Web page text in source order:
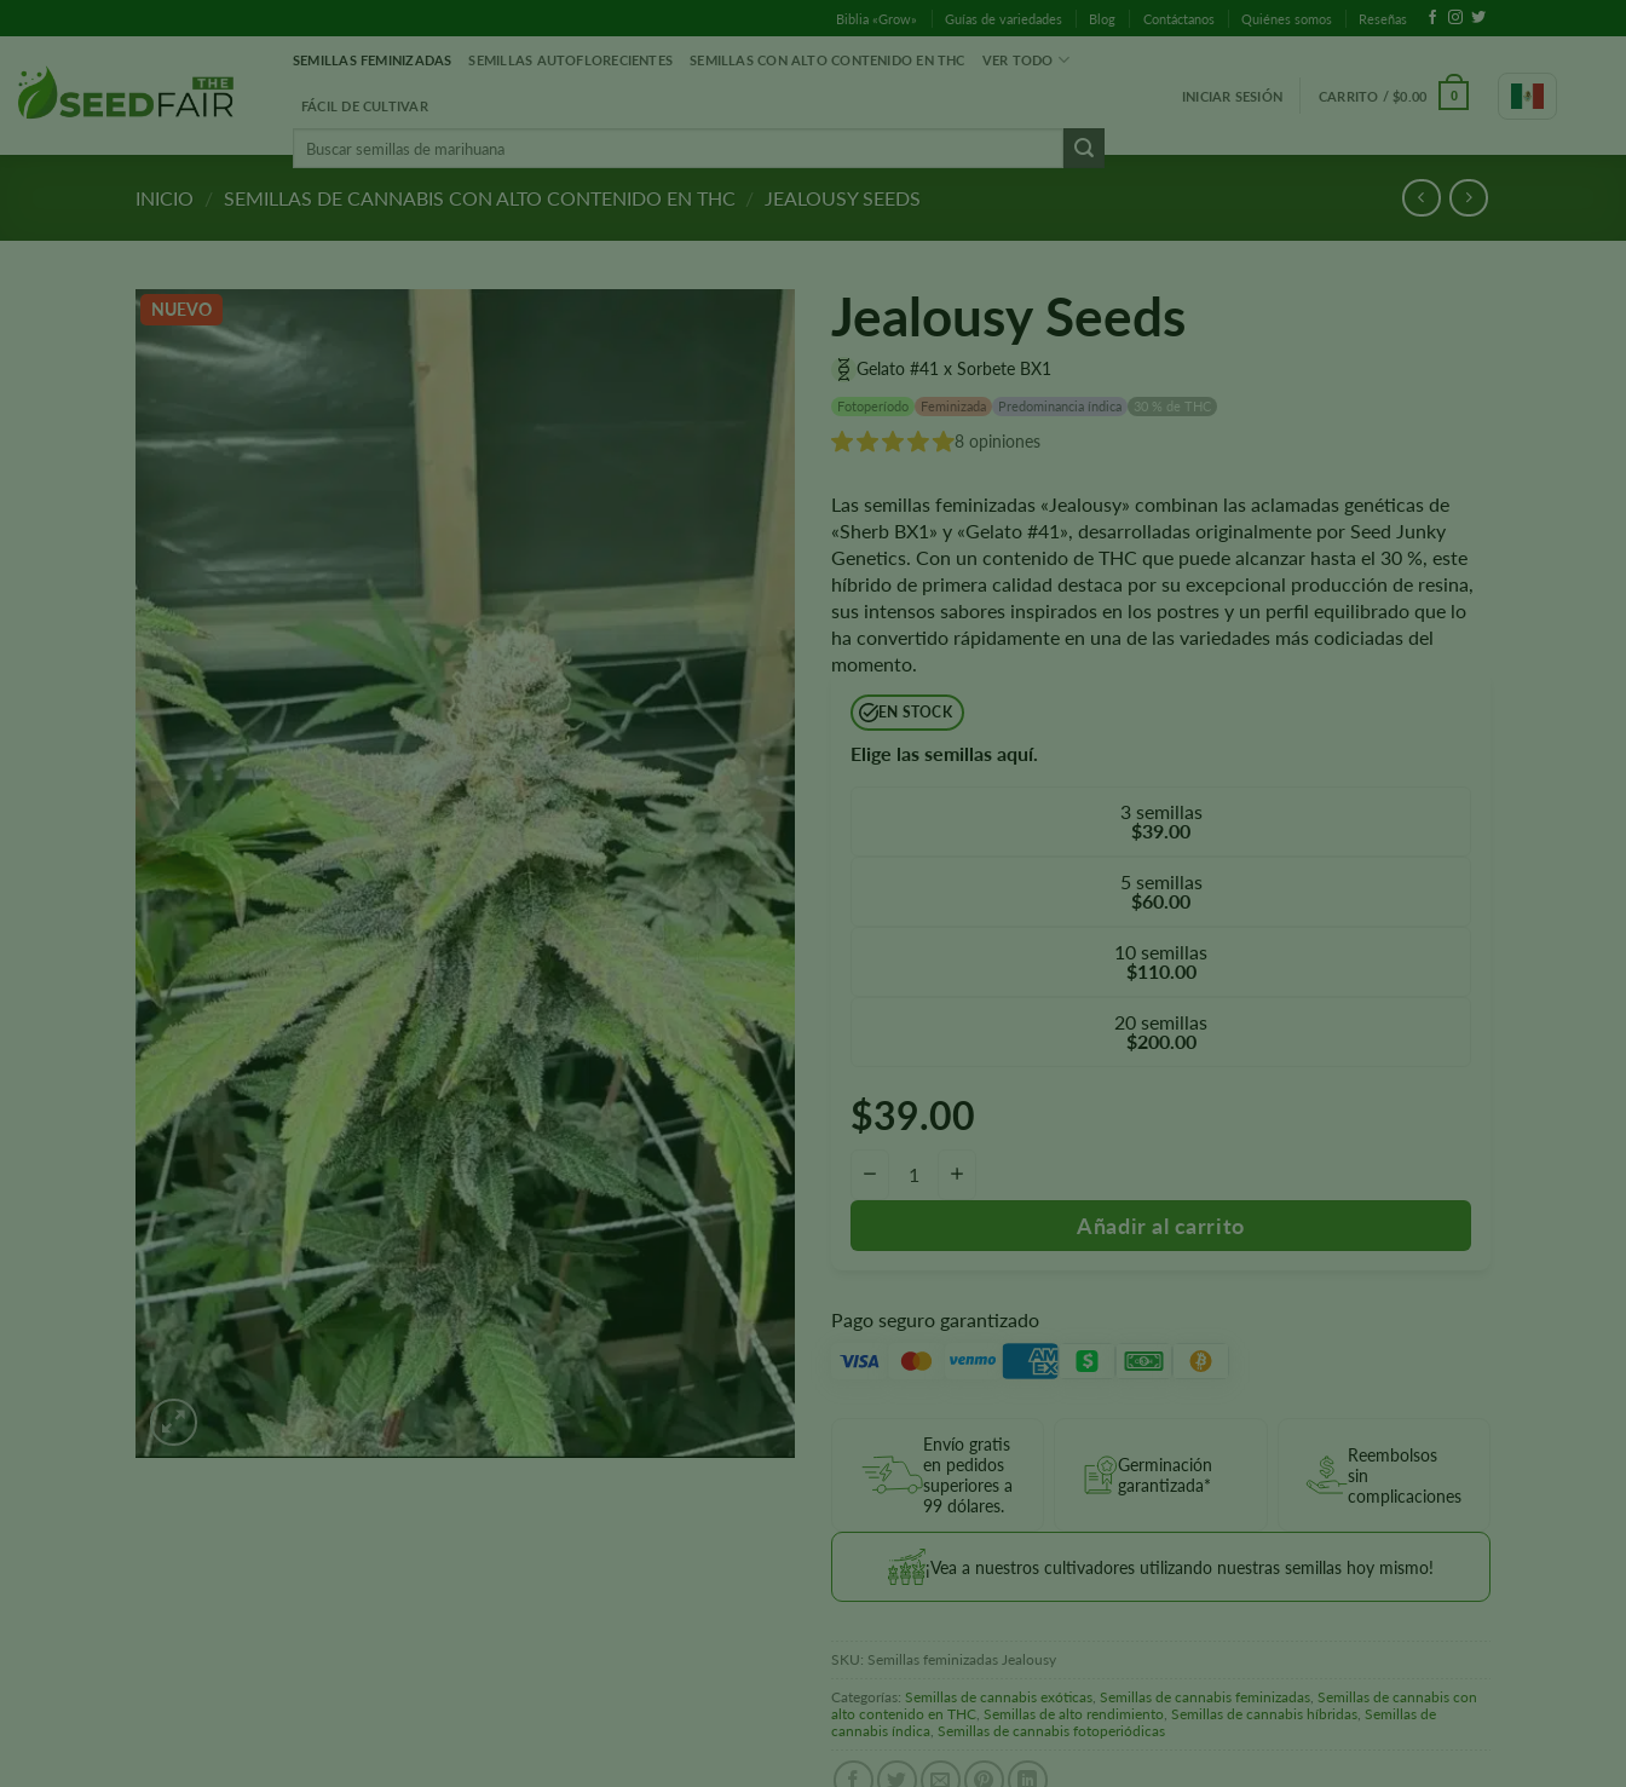
al
contenido
Biblia «Grow» Guías de variedades Blog Contáctanos Quiénes somos Reseñas
SEMILLAS FEMINIZADAS SEMILLAS AUTOFLORECIENTES SEMILLAS CON ALTO CONTENIDO EN THC VER TODO
FÁCIL DE CULTIVAR
Buscar:
INICIAR SESIÓN CARRITO / $0.00 0
INICIO / SEMILLAS DE CANNABIS CON ALTO CONTENIDO EN THC / JEALOUSY SEEDS
NUEVO Jealousy Seeds
Gelato #41 x Sorbete BX1
Fotoperíodo Feminizada Predominancia índica 30 % de THC
8 opiniones
Las semillas feminizadas «Jealousy» combinan las aclamadas genéticas de
«Sherb BX1» y «Gelato #41», desarrolladas originalmente por Seed Junky
Genetics. Con un contenido de THC que puede alcanzar hasta el 30 %, este
híbrido de primera calidad destaca por su excepcional producción de resina,
sus intensos sabores inspirados en los postres y un perfil equilibrado que lo
ha convertido rápidamente en una de las variedades más codiciadas del
momento.
EN STOCK
Elige las semillas aquí.
3 semillas
$39.00
5 semillas
$60.00
10 semillas
$110.00
20 semillas
$200.00
$39.00
—
Pago seguro garantizado
Envío gratis
en pedidos
superiores a
99 dólares.
Germinación
garantizada*
Reembolsos
sin
complicaciones
¡Vea a nuestros cultivadores utilizando nuestras semillas hoy mismo!
SKU: Semillas feminizadas Jealousy
Categorías: Semillas de cannabis exóticas, Semillas de cannabis feminizadas, Semillas de cannabis con
alto contenido en THC, Semillas de alto rendimiento, Semillas de cannabis híbridas, Semillas de
cannabis índica, Semillas de cannabis fotoperiódicas